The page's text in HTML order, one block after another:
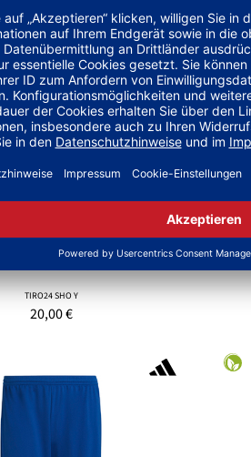
TIRO24 SHO Y
20,00 € |16,00 €
TIRO24 SHO Y
20,00€